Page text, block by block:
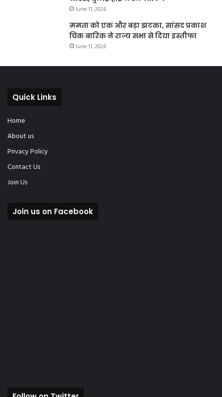
June 11, 2026
ममता को एक और बड़ा झटका, सांसद प्रकाश
चिक बारिक ने राज्य सभा से दिया इस्तीफा
June 11, 2026
Quick Links
Home
About us
Privacy Policy
Contact Us
Join Us
Join us on Facebook